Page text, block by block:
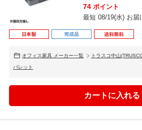
74 ポイント
最短 08/19(水) お届
オフィス家具 メーカー一覧 トラスコ中山
パレット